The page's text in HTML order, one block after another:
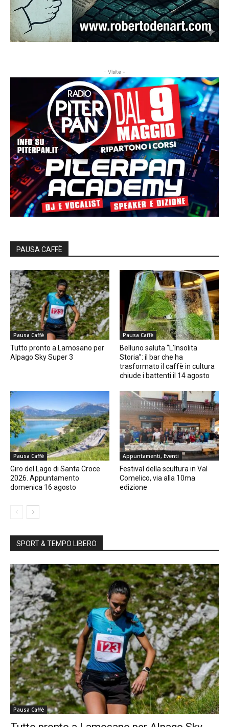
- Visite -
PAUSA CAFFÈ
Pausa Caffè
Tutto pronto a Lamosano per
Alpago Sky Super 3
Pausa Caffè
Belluno saluta “L’Insolita
Storia”: il bar che ha
trasformato il caffè in cultura
chiude i battenti il 14 agosto
Pausa Caffè
Giro del Lago di Santa Croce
2026. Appuntamento
domenica 16 agosto
Appuntamenti, Eventi
Festival della scultura in Val
Comelico, via alla 10ma
edizione
SPORT & TEMPO LIBERO
Pausa Caffè